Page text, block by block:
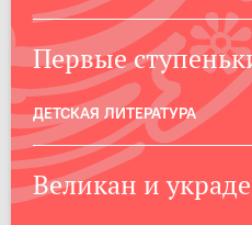
Первые
ДЕТСКАЯ ЛИТЕРАТУРА
Великан и